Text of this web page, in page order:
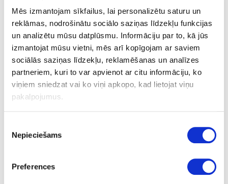
Mēs izmantojam sīkfailus, lai personalizētu saturu un
reklāmas, nodrošinātu sociālo saziņas līdzekļu funkcijas
un analizētu mūsu datplūsmu. Informāciju par to, kā jūs
izmantojat mūsu vietni, mēs arī kopīgojam ar saviem
sociālās saziņas līdzekļu, reklamēšanas un analīzes
partneriem, kuri to var apvienot ar citu informāciju, ko
viņiem sniedzat vai ko viņi apkopo, kad lietojat viņu
pakalpojumus.
izvēle
Nepieciešams
Preferences
Polishing pad PT-STF D150 FX
Paredzēta RO 150 EQ slīpmašīnai
Print